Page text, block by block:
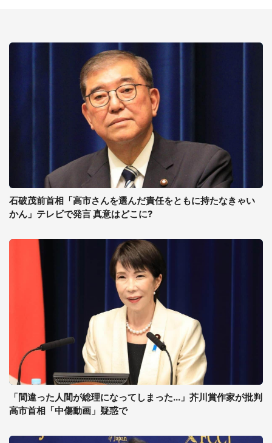
石破茂前首相「高市さんを選んだ責任をともに持たなきゃい
かん」テレビで発言 真意はどこに?
「間違った人間が総理になってしまった...」芥川賞作家が批判
高市首相「中傷動画」疑惑で